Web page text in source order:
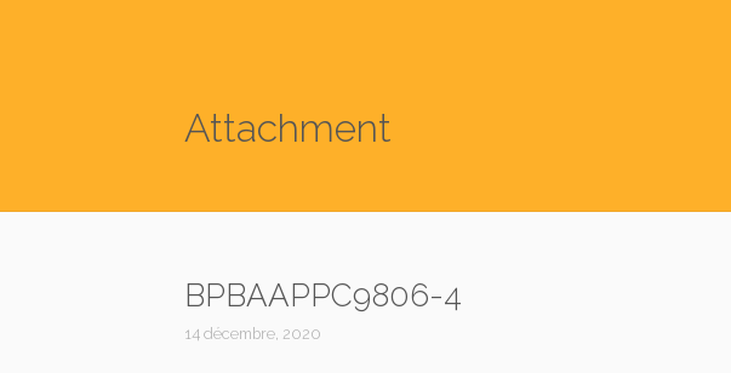
Attachment
BPBAAPPC9806-4
14 décembre, 2020